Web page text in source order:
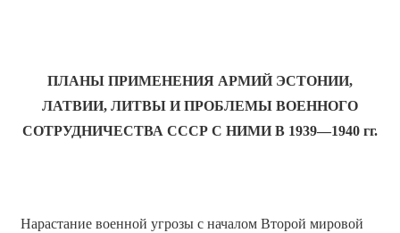
ПЛАНЫ ПРИМЕНЕНИЯ АРМИЙ ЭСТОНИИ,
ЛАТВИИ, ЛИТВЫ И ПРОБЛЕМЫ ВОЕННОГО
СОТРУДНИЧЕСТВА СССР С НИМИ В 1939—1940 гг.
Нарастание военной угрозы с началом Второй мировой